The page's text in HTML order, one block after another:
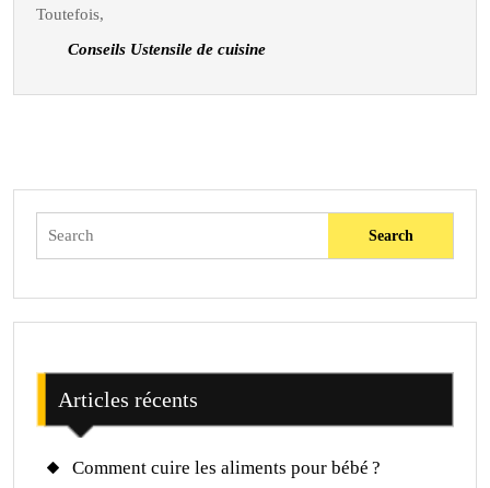
cuisson
Toutefois,
Conseils Ustensile de cuisine
Articles récents
Comment cuire les aliments pour bébé ?